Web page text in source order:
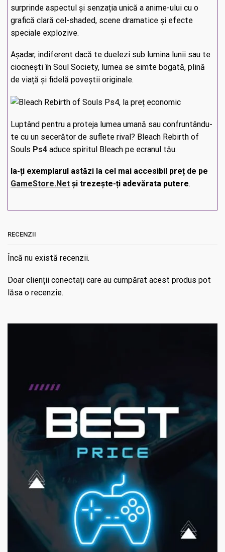
surprinde aspectul și senzația unică a anime-ului cu o
grafică clară cel-shaded, scene dramatice și efecte
speciale explozive.
Așadar, indiferent dacă te duelezi sub lumina lunii sau te
ciocnești în Soul Society, lumea se simte bogată, plină
de viață și fidelă poveștii originale.
Luptând pentru a proteja lumea umană sau confruntându-
te cu un secerător de suflete rival? Bleach Rebirth of
Souls Ps4 aduce spiritul Bleach pe ecranul tău.
Ia-ți exemplarul astăzi la cel mai accesibil preț de pe
GameStore.Net și trezește-ți adevărata putere.
RECENZII
Încă nu există recenzii.
Doar clienții conectați care au cumpărat acest produs pot
lăsa o recenzie.